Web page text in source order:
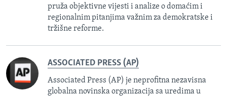
pruža objektivne vijesti i analize o domaćim i
regionalnim pitanjima važnim za demokratske i
tržišne reforme.
ASSOCIATED PRESS (AP)
Associated Press (AP) je neprofitna nezavisna
globalna novinska organizacija sa uredima u